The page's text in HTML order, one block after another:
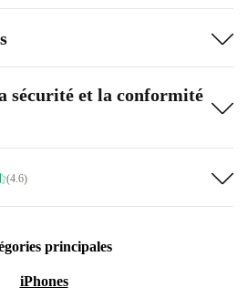
sécurité et la conformité
(4.6)
principales
iPhones